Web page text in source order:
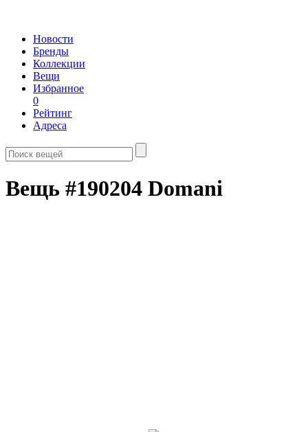
Новости
Бренды
Коллекции
Вещи
Избранное
0
Рейтинг
Адреса
Вещь #190204 Domani